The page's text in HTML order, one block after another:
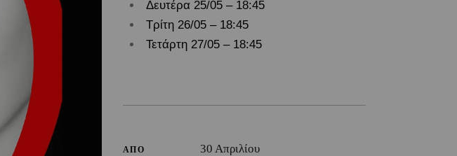
Δευτέρα 25/05 – 18:45
Τρίτη 26/05 – 18:45
Τετάρτη 27/05 – 18:45
ΑΠΟ 30 Απριλίου